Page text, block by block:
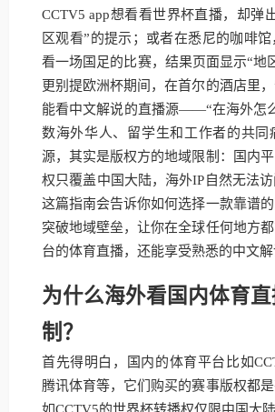
CCTV5 app想看看世界杯直播，却弹
区观看”的提示；或者在悉尼的咖啡
看一场国足的比赛，结果页面显示“地
更别提欧洲杯期间，在首尔的酒店里
能看中文解说的直播源——“在海外怎
数海外华人、留学生和工作者的共同
源，其实是版权方的地域限制：国内
权只覆盖中国大陆，海外IP自然无法访
这篇指南会告诉你如何选择一款靠谱
突破地域壁垒，让你在全球任何地方
台的体育直播，还能享受熟悉的中文解
为什么海外看国内体育
制？
首先得明白，国内的体育平台比如
腾讯体育等，它们购买的赛事版权都